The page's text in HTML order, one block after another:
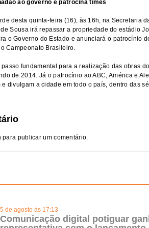
ao governo e patrocina times
desta quinta-feira (16), às 16h, na Secretaria
Sousa irá repassar a propriedade do estádio
o Governo do Estado e anunciará o patrocínio
Campeonato Brasileiro.
fundamental para a realização das obras
de 2014. Já o patrocínio ao ABC, América e
divulgam a cidade em todo o país, dentro das
para publicar um comentário.
5 de agosto às 17:13
Comunicação digital potiguar